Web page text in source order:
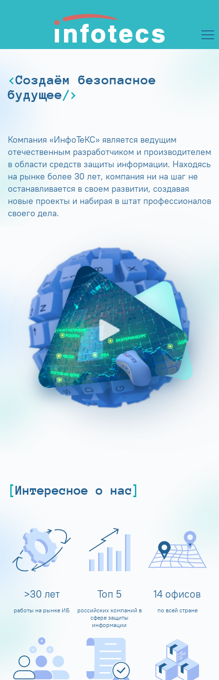
Создаём безопасное
будущее
Компания «ИнфоТеКС» является ведущим
отечественным разработчиком и производителем
в области средств защиты информации. Находясь
на рынке более 30 лет, компания ни на шаг не
останавливается в своем развитии, создавая
новые проекты и набирая в штат профессионалов
своего дела.
Интересное о нас
>30 лет
работы на рынке ИБ
Топ 5
российских компаний в
сфере защиты
информации
14 офисов
по всей стране